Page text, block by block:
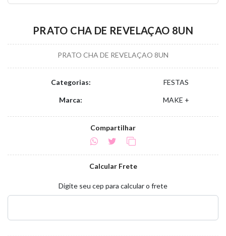
PRATO CHA DE REVELAÇAO 8UN
PRATO CHA DE REVELAÇAO 8UN
Categorias: FESTAS
Marca: MAKE +
Compartilhar
Calcular Frete
Digite seu cep para calcular o frete